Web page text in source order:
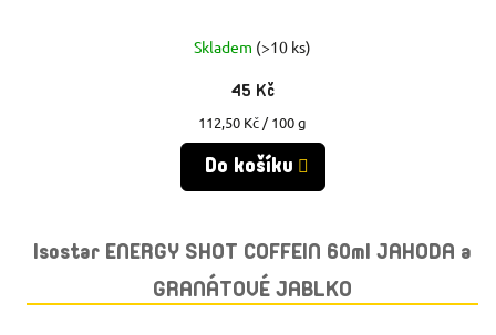
Skladem (>10 ks)
45 Kč
Měrná
cena:
112,50 Kč / 100 g
Do košíku
Isostar ENERGY SHOT COFFEIN 60ml JAHODA a
GRANÁTOVÉ JABLKO